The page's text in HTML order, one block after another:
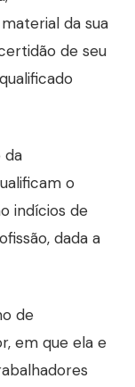
da sua
de seu
da
o
indícios de
dada a
de
em que ela e